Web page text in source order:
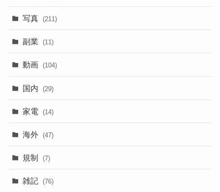
写真 (211)
副業 (11)
動画 (104)
国内 (29)
家電 (14)
海外 (47)
規制 (7)
雑記 (76)